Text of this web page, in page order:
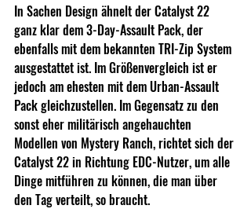
In Sachen Design ähnelt der Catalyst 22
ganz klar dem 3-Day-Assault Pack, der
ebenfalls mit dem bekannten TRI-Zip System
ausgestattet ist. Im Größenvergleich ist er
jedoch am ehesten mit dem Urban-Assault
Pack gleichzustellen. Im Gegensatz zu den
sonst eher militärisch angehauchten
Modellen von Mystery Ranch, richtet sich der
Catalyst 22 in Richtung EDC-Nutzer, um alle
Dinge mitführen zu können, die man über
den Tag verteilt, so braucht.